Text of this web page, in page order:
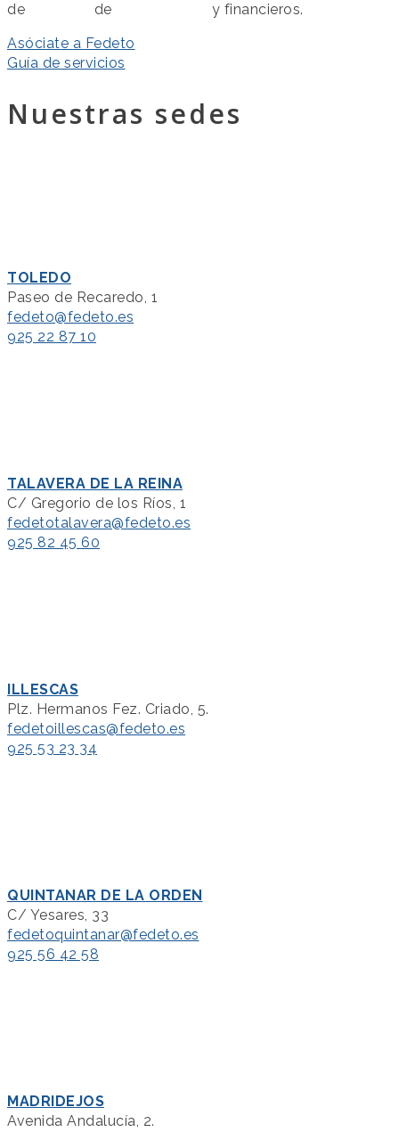
de
de
y financieros.
Asóciate a Fedeto
Guía de servicios
Nuestras sedes
TOLEDO
Paseo de Recaredo, 1
fedeto@fedeto.es
925 22 87 10
TALAVERA DE LA REINA
C/ Gregorio de los Ríos, 1
fedetotalavera@fedeto.es
925 82 45 60
ILLESCAS
Plz. Hermanos Fez. Criado, 5.
fedetoillescas@fedeto.es
925 53 23 34
QUINTANAR DE LA ORDEN
C/ Yesares, 33
fedetoquintanar@fedeto.es
925 56 42 58
MADRIDEJOS
Avenida Andalucía, 2.